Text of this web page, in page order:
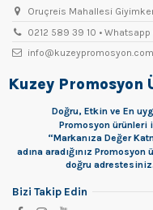
Oruçreis Mahallesi
0212 589 39 10 •
info@kuzeypromosyon.com
Kuzey Promosyon
Doğru, Etkin ve En
Promosyon ürünleri
“Markanıza Değer
adına aradığınız Promosyon
doğru adrestesiniz.
Bizi Takip Edin